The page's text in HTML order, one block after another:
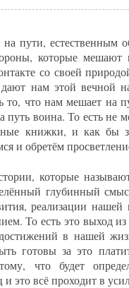
пути, естественным
которые мешают
со своей
нам этой вечной
что нам мешает на
путь воина. То есть не
книжки, и как бы
и обретём
которые
глубинный
реализации
То есть это выход
в нашей
готовы за это
что будет
это всё проходит в